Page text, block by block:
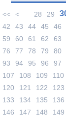
<< < 28 29
42
43 44 45 46
59
60 61 62 63
76
77 78 79 80
93
94 95 96 97
107
108 109 110
120
121 122 123
133
134 135 136
146
147 148 149